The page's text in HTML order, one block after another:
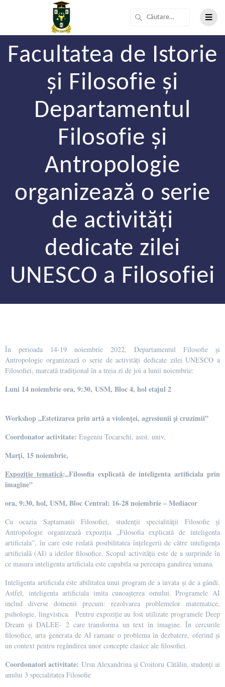
Facultatea de Istorie
și Filosofie și
Departamentul
Filosofie și
Antropologie
organizează o serie
de activități
dedicate zilei
UNESCO a Filosofiei
În perioada 14-19 noiembrie 2022, Departamentul Filosofie și
Antropologie organizează o serie de activități dedicate zilei UNESCO a
Filosofiei, marcată tradițional în a treia zi de joi a lunii noiembrie:
Luni 14 noiembrieora, 9:30, USM, Bloc 4, hol etajul 2
Workshop „Estetizarea prin artă a violenței, agresiunii și cruzimii”
Coordonator activitate: Eugeniu Tocarschi, asist. univ,
Marţi, 15 noiembrie,
Expoziție tematică:„Filosofia explicată de inteligenta artificiala prin
imagine”
ora, 9:30, hol, USM, Bloc Central; 16-28noiembrie – Mediacor
Cu ocazia Saptamanii Filosofiei, studenții specialității Filosofie și
Antropologie organizează expoziția „Filosofia explicată de inteligenta
artificiala”, în care este redată posibilitatea înțelegerii de către inteligența
artificială (AI) a ideilor filosofice. Scopul activității este de a surprinde în
ce masura inteligenta artificiala este capabila sa perceapa gandirea umana.
Inteligenta artificiala este abilitatea unui program de a invata și de a gândi.
Astfel, inteligenta artificiala imita cunoașterea omului. Programele AI
includ diverse domenii precum: rezolvarea problemelor matematice,
psihologie, lingvistica. Pentru expoziție au fost utilizate programele Deep
Dream și DALEE- 2 care transforma un text în imagine. În cercurile
filosofice, arta generata de AI ramane o problema în dezbatere, oferind și
un context pentru regândirea unor concepte clasice ale filosofiei.
Coordonatori activitate: Ursu Alexandrina și Croitoru Cătălin, studenți ai
anului 3 specialitatea Filosofie